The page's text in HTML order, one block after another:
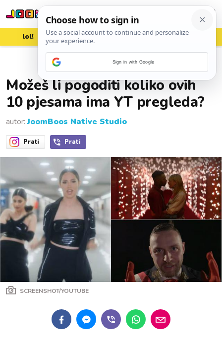
lol! aww vrh! woot?!
29. studenoga 2019.
Možeš li pogoditi koliko ovih
10 pjesama ima YT pregleda?
autor:JoomBoos Native Studio
Prati Prati
SCREENSHOT/YOUTUBE
Sign in with Google